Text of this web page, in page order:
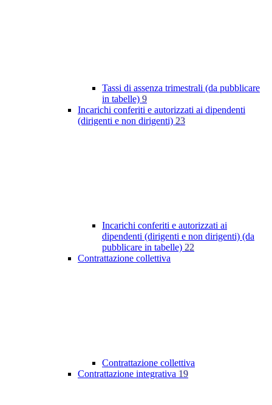
Tassi di assenza trimestrali (da pubblicare
in tabelle) 9
Incarichi conferiti e autorizzati ai dipendenti
(dirigenti e non dirigenti) 23
Incarichi conferiti e autorizzati ai
dipendenti (dirigenti e non dirigenti) (da
pubblicare in tabelle) 22
Contrattazione collettiva
Contrattazione collettiva
Contrattazione integrativa 19